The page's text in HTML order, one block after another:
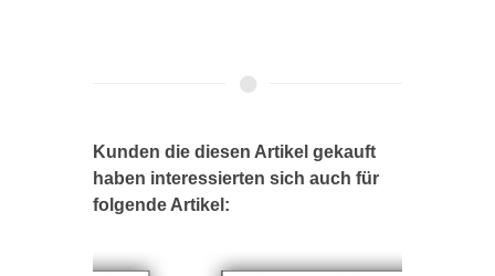
Kunden die diesen Artikel gekauft
haben interessierten sich auch für
folgende Artikel: